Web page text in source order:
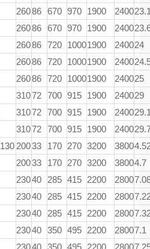
26086 670 970 1900 2400
26086 670 970 1900 2400
26086 720 10001900 240024
26086 720 10001900 2400
26086 720 10001900 240025
31072 700 915 1900 240029
31072 700 915 1900 2400
31072 700 915 1900 2400
130 20033 170 270 3200 3800
20033 170 270 3200 38004.7
23040 285 415 2200 2800
23040 285 415 2200 2800
23040 285 415 2200 2800
23040 350 495 2200 28007.1
23040 350 495 2200 2800